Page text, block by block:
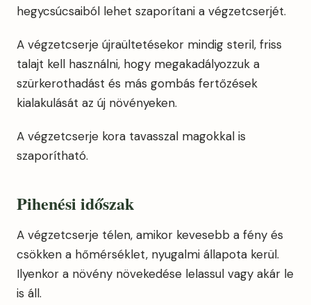
hegycsúcsaiból lehet szaporítani a végzetcserjét.
A végzetcserje újraültetésekor mindig steril, friss
talajt kell használni, hogy megakadályozzuk a
szürkerothadást és más gombás fertőzések
kialakulását az új növényeken.
A végzetcserje kora tavasszal magokkal is
szaporítható.
Pihenési időszak
A végzetcserje télen, amikor kevesebb a fény és
csökken a hőmérséklet, nyugalmi állapota kerül.
Ilyenkor a növény növekedése lelassul vagy akár le
is áll.